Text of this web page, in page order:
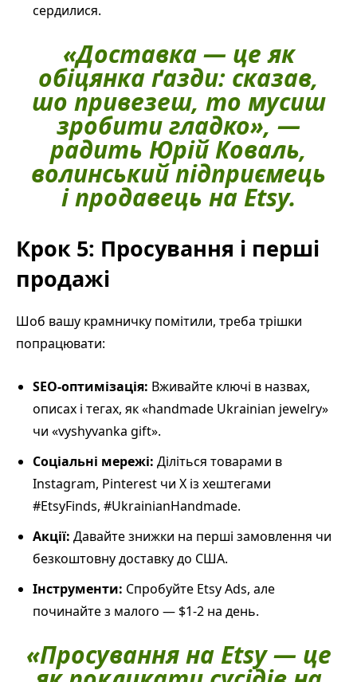
сердилися.
«Доставка — це як
обіцянка ґазди: сказав,
шо привезеш, то мусиш
зробити гладко», —
радить Юрій Коваль,
волинський підприємець
і продавець на Etsy.
Крок 5: Просування і перші
продажі
Шоб вашу крамничку помітили, треба трішки
попрацювати:
SEO-оптимізація: Вживайте ключі в назвах,
описах і тегах, як «handmade Ukrainian jewelry»
чи «vyshyvanka gift».
Соціальні мережі: Діліться товарами в
Instagram, Pinterest чи X із хештегами
#EtsyFinds, #UkrainianHandmade.
Акції: Давайте знижки на перші замовлення чи
безкоштовну доставку до США.
Інструменти: Спробуйте Etsy Ads, але
починайте з малого — $1-2 на день.
«Просування на Etsy — це